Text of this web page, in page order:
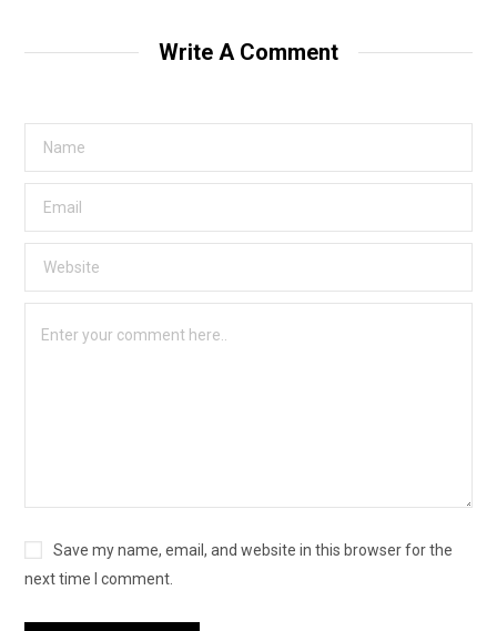
Write A Comment
Save my name, email, and website in this browser for the
next time I comment.